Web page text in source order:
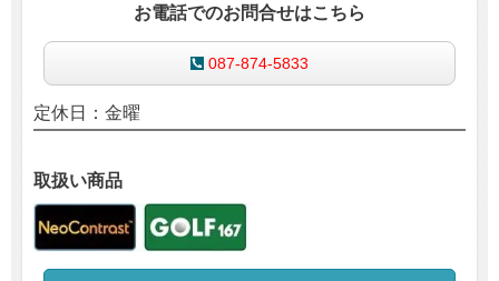
お電話でのお問合せはこちら
087-874-5833
定休日：金曜
取扱い商品